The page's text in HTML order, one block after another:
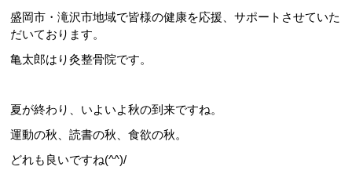
盛岡市・滝沢市地域で皆様の健康を応援、サポートさせていた
だいております。
亀太郎はり灸整骨院です。
夏が終わり、いよいよ秋の到来ですね。
運動の秋、読書の秋、食欲の秋。
どれも良いですね(^^)/